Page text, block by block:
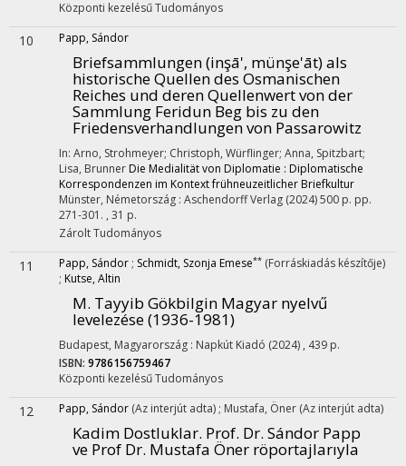
Központi kezelésűTudományos
10 Papp, Sándor
Briefsammlungen (inşā', münşe'āt) als
historische Quellen des Osmanischen
Reiches und deren Quellenwert von der
Sammlung Feridun Beg bis zu den
Friedensverhandlungen von Passarowitz
In: Arno, Strohmeyer; Christoph, Würflinger; Anna, Spitzbart;
Lisa, Brunner Die Medialität von Diplomatie : Diplomatische
Korrespondenzen im Kontext frühneuzeitlicher Briefkultur
Münster, Németország : Aschendorff Verlag (2024)500 p. pp.
271-301. , 31 p.
ZároltTudományos
11 Papp, Sándor ; Schmidt, Szonja Emese** (Forráskiadás készítője)
; Kutse, Altin
M. Tayyib Gökbilgin Magyar nyelvű
levelezése (1936-1981)
Budapest, Magyarország : Napkút Kiadó (2024) , 439 p.
ISBN: 9786156759467
Központi kezelésűTudományos
12 Papp, Sándor (Az interjút adta) ; Mustafa, Öner (Az interjút adta)
Kadim Dostluklar. Prof. Dr. Sándor Papp
ve Prof Dr. Mustafa Öner röportajlarıyla